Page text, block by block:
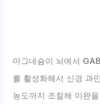
마그네슘이 뇌에서
를 활성화해서 신경 과
농도까지 조절해 이완